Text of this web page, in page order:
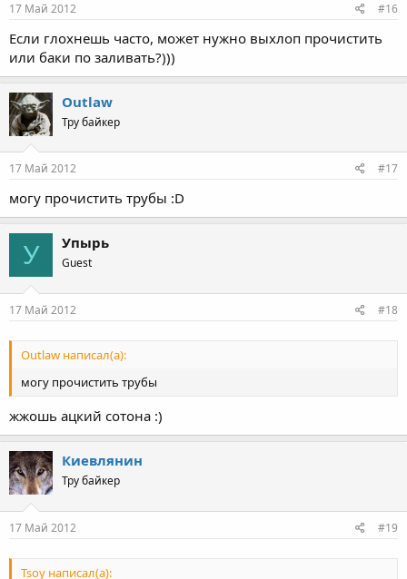
17 Май 2012 #16
Если глохнешь часто, может нужно выхлоп прочистить
или баки по заливать?)))
Outlaw
Тру байкер
17 Май 2012 #17
могу прочистить трубы :D
У Упырь
Guest
17 Май 2012 #18
Outlaw написал(а):
могу прочистить трубы
жжошь ацкий сотона :)
Киевлянин
Тру байкер
17 Май 2012 #19
Tsoy написал(а):